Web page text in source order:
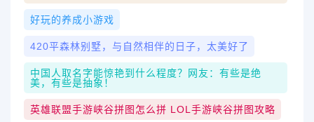
好玩的养成小游戏
420平森林别墅，与自然相伴的日子，太美好了
中国人取名字能惊艳到什么程度？网友：有些是绝
美，有些是抽象！
英雄联盟手游峡谷拼图怎么拼 LOL手游峡谷拼图攻略